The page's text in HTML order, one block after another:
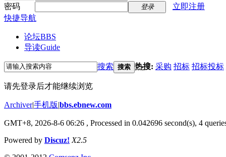
密码
登录
立即注册
快捷导航
论坛BBS
导读Guide
搜索 搜索 热搜: 采购 招标 招标投标
请先登录后才能继续浏览
Archiver|手机版|bbs.ebnew.com
GMT+8, 2026-8-6 06:26 , Processed in 0.042696 second(s), 4
Powered by Discuz! X2.5